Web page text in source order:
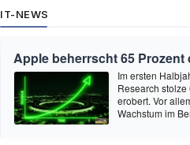
IT-NEWS
Apple beherrscht 65
Im ersten
Research
erobert. Vor
Wachstum im